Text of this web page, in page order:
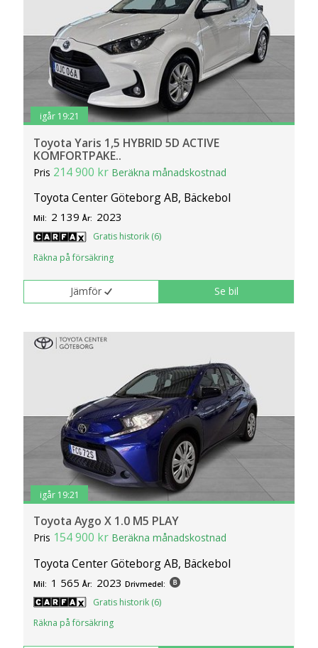
igår 19:21
Toyota Yaris 1,5 HYBRID 5D ACTIVE
KOMFORTPAKE..
Pris 214 900 kr Beräkna månadskostnad
Toyota Center Göteborg AB, Bäckebol
Mil: 2 139 År: 2023
Gratis historik (6)
Räkna på försäkring
Jämför Se bil
igår 19:21
Toyota Aygo X 1.0 M5 PLAY
Pris 154 900 kr Beräkna månadskostnad
Toyota Center Göteborg AB, Bäckebol
Mil: 1 565 År: 2023 Drivmedel:
Gratis historik (6)
Räkna på försäkring